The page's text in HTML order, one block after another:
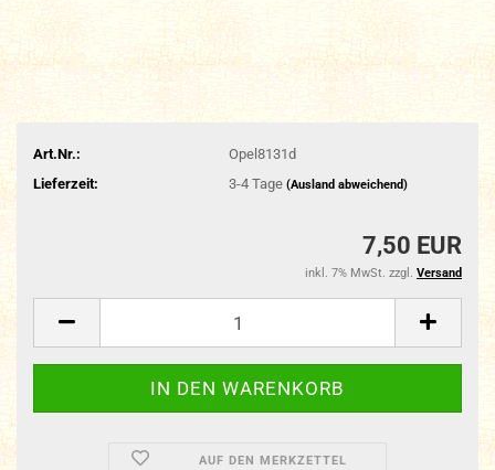
Art.Nr.:
Opel8131d
Lieferzeit:
3-4 Tage (Ausland abweichend)
7,50 EUR
inkl. 7% MwSt. zzgl. Versand
AUF DEN MERKZETTEL